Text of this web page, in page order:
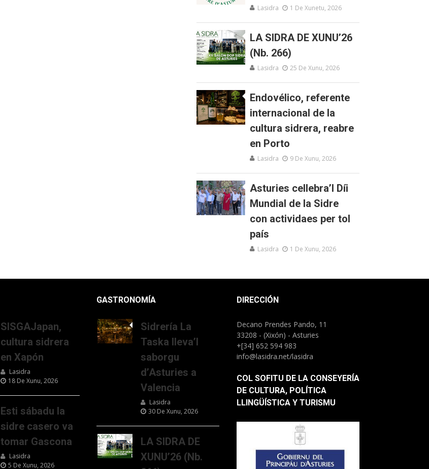
Lasidra 1 De Xunetu, 2026
LA SIDRA DE XUNU’26
(Nb. 266)
Lasidra 25 De Xunu, 2026
Endovélico, referente
internacional de la
cultura sidrera, reabre
en Porto
Lasidra 9 De Xunu, 2026
Asturies cellebra’l Díi
Mundial de la Sidre
con actividaes per tol
país
Lasidra 1 De Xunu, 2026
SISGAJapan,
cultura sidrera
en Xapón
Lasidra
18 De Xunu, 2026
Esti sábadu la
sidre casero va
tomar Gascona
Lasidra
5 De Xunu, 2026
GASTRONOMÍA
Sidrería La
Taska lleva’l
saborgu
d’Asturies a
Valencia
Lasidra
30 De Xunu, 2026
LA SIDRA DE
XUNU’26 (Nb.
DIRECCIÓN
Decano Prendes Pando, 11
33208 - (Xixón) - Asturies
+[34] 652 594 983
info@lasidra.net/lasidra
COL SOFITU DE LA CONSEYERÍA
DE CULTURA, POLÍTICA
LLINGÜÍSTICA Y TURISMU